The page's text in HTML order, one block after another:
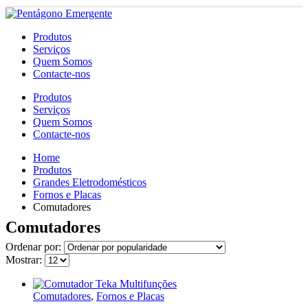
Produtos
Serviços
Quem Somos
Contacte-nos
Produtos
Serviços
Quem Somos
Contacte-nos
Home
Produtos
Grandes Eletrodomésticos
Fornos e Placas
Comutadores
Comutadores
Ordenar por:
Mostrar:
Comutadores, Fornos e Placas